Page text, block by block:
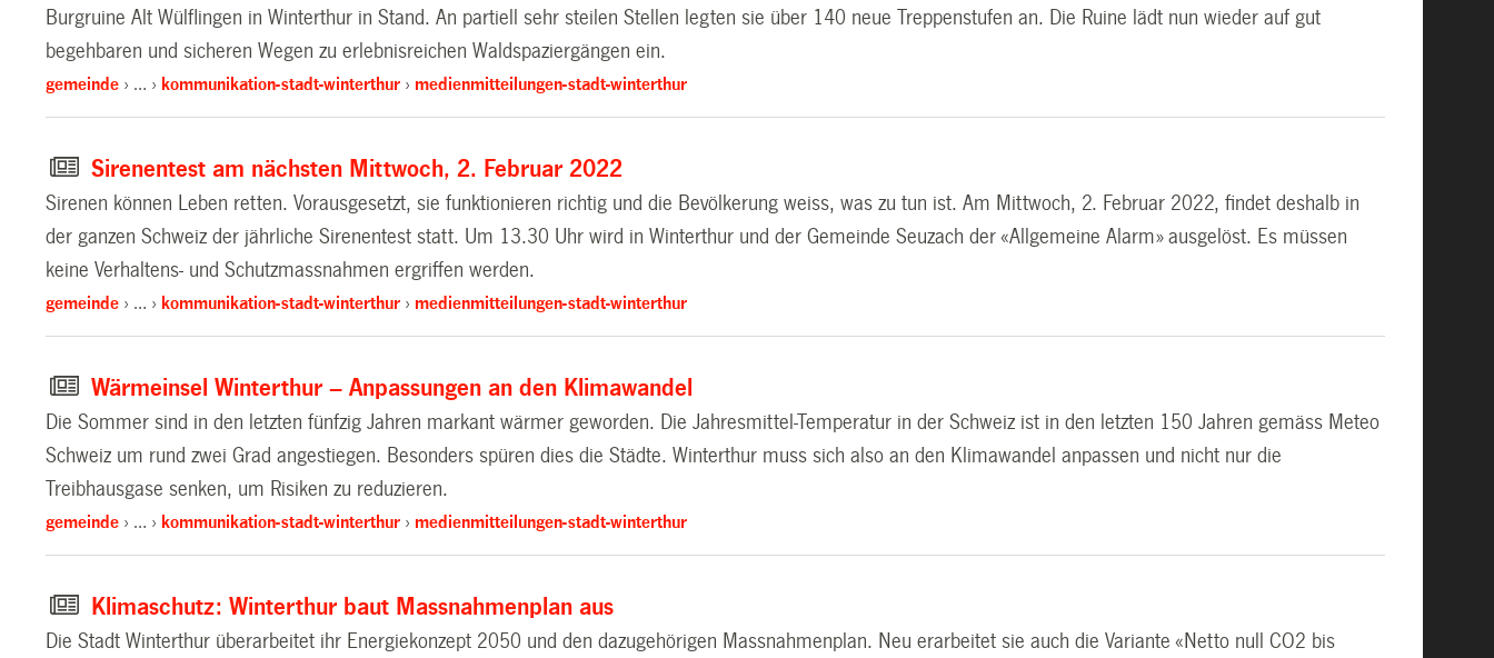
Burgruine Alt Wülflingen in Winterthur in Stand. An partiell sehr steilen Stellen legten sie über 140 neue Treppenstufen an. Die Ruine lädt nun wieder auf gut
begehbaren und sicheren Wegen zu erlebnisreichen Waldspaziergängen ein.
gemeinde … kommunikation-stadt-winterthur medienmitteilungen-stadt-winterthur
Sirenentest am nächsten Mittwoch, 2. Februar 2022
Sirenen können Leben retten. Vorausgesetzt, sie funktionieren richtig und die Bevölkerung weiss, was zu tun ist. Am Mittwoch, 2. Februar 2022, findet deshalb in
der ganzen Schweiz der jährliche Sirenentest statt. Um 13.30 Uhr wird in Winterthur und der Gemeinde Seuzach der «Allgemeine Alarm» ausgelöst. Es müssen
keine Verhaltens- und Schutzmassnahmen ergriffen werden.
gemeinde … kommunikation-stadt-winterthur medienmitteilungen-stadt-winterthur
Wärmeinsel Winterthur – Anpassungen an den Klimawandel
Die Sommer sind in den letzten fünfzig Jahren markant wärmer geworden. Die Jahresmittel-Temperatur in der Schweiz ist in den letzten 150 Jahren gemäss Meteo
Schweiz um rund zwei Grad angestiegen. Besonders spüren dies die Städte. Winterthur muss sich also an den Klimawandel anpassen und nicht nur die
Treibhausgase senken, um Risiken zu reduzieren.
gemeinde … kommunikation-stadt-winterthur medienmitteilungen-stadt-winterthur
Klimaschutz: Winterthur baut Massnahmenplan aus
Die Stadt Winterthur überarbeitet ihr Energiekonzept 2050 und den dazugehörigen Massnahmenplan. Neu erarbeitet sie auch die Variante «Netto null CO2 bis